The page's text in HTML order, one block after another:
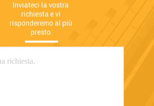
Inviateci la vostra
richiesta e vi
risponderemo al più
presto.